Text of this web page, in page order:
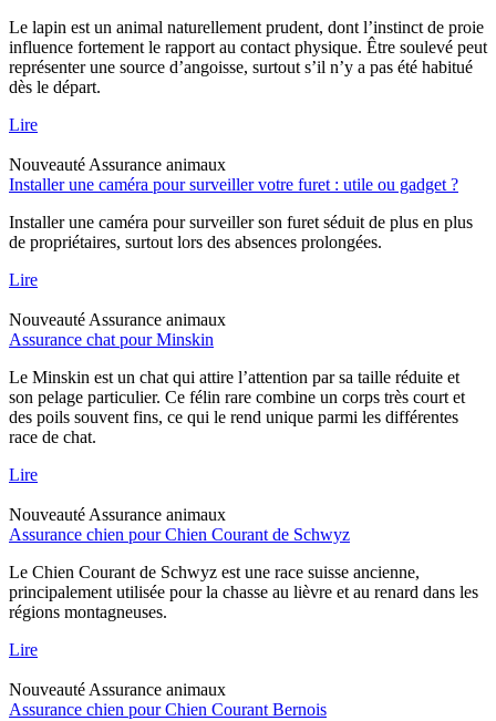
Le lapin est un animal naturellement prudent, dont l’instinct de proie
influence fortement le rapport au contact physique. Être soulevé peut
représenter une source d’angoisse, surtout s’il n’y a pas été habitué
dès le départ.
Lire
Nouveauté Assurance animaux
Installer une caméra pour surveiller votre furet : utile ou gadget ?
Installer une caméra pour surveiller son furet séduit de plus en plus
de propriétaires, surtout lors des absences prolongées.
Lire
Nouveauté Assurance animaux
Assurance chat pour Minskin
Le Minskin est un chat qui attire l’attention par sa taille réduite et
son pelage particulier. Ce félin rare combine un corps très court et
des poils souvent fins, ce qui le rend unique parmi les différentes
race de chat.
Lire
Nouveauté Assurance animaux
Assurance chien pour Chien Courant de Schwyz
Le Chien Courant de Schwyz est une race suisse ancienne,
principalement utilisée pour la chasse au lièvre et au renard dans les
régions montagneuses.
Lire
Nouveauté Assurance animaux
Assurance chien pour Chien Courant Bernois